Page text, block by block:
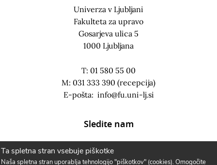
Ta spletna stran vsebuje piškotke
Naša spletna stran uporablja tehnologijo "piškotkov" (cookies). Omogočite
Univerza v Ljubljani
Fakulteta za upravo
Gosarjeva ulica 5
1000 Ljubljana
T: 01 580 55 00
M: 031 333 390 (recepcija)
E-pošta: info@fu.uni-lj.si
Sledite nam